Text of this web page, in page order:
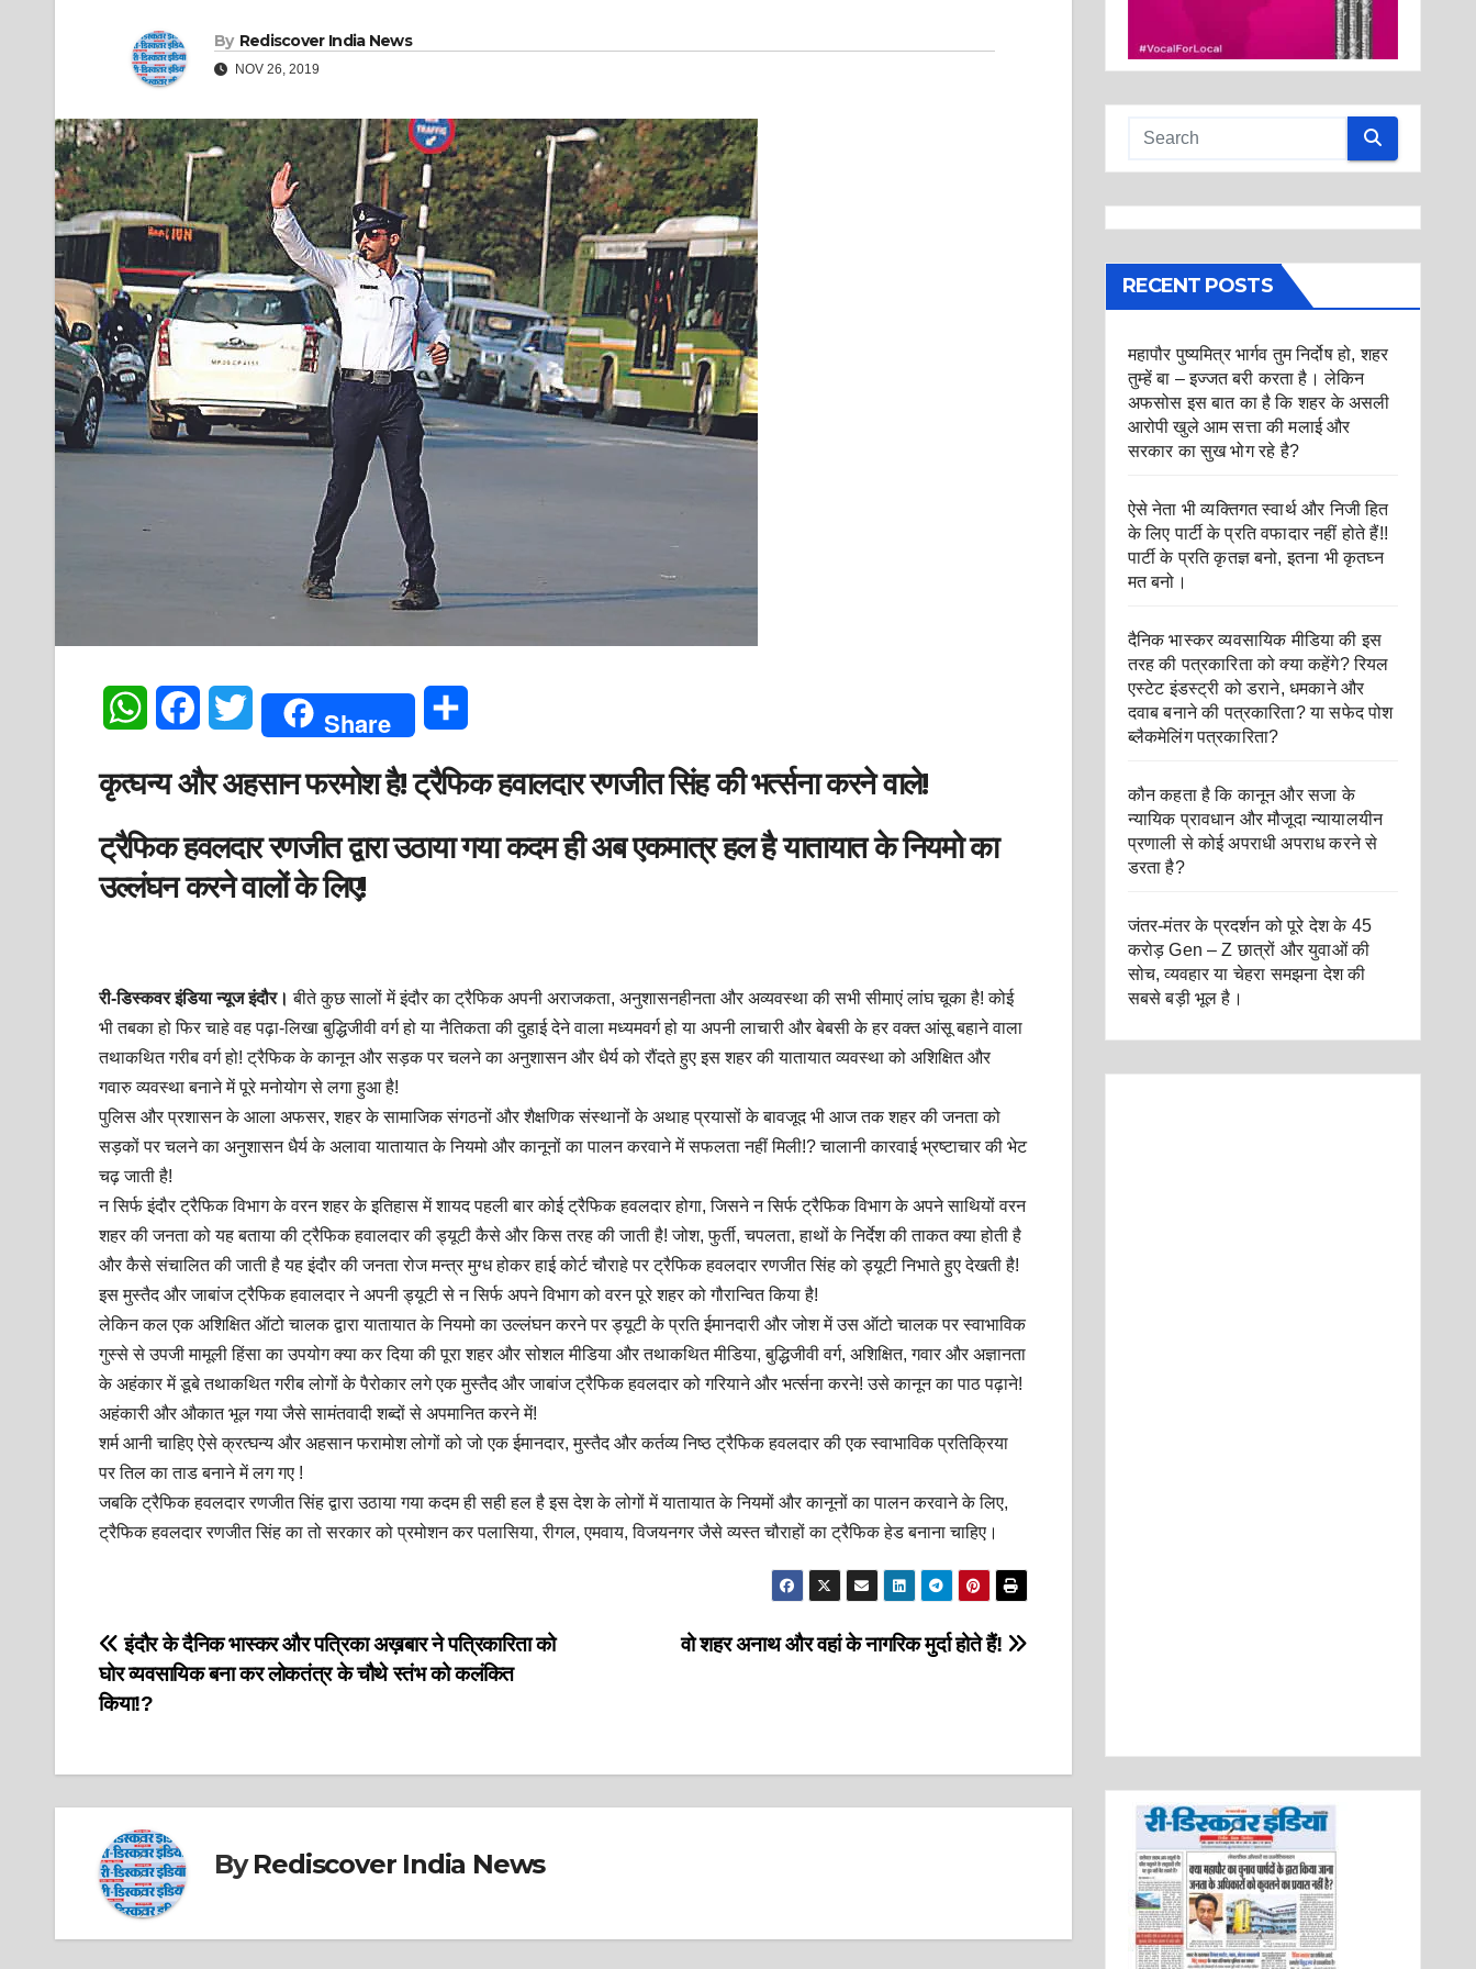
By Rediscover India News
NOV 26, 2019
W
t
s
c
e
b
i
t
t
Share
a
r
कृत्घन्य और अहसान फरमोश है! ट्रैफिक हवालदार रणजीत सिंह की भर्त्सना करने वाले!
ट्रैफिक हवलदार रणजीत द्वारा उठाया गया कदम ही अब एकमात्र हल है यातायात के नियमो का
उल्लंघन करने वालों के लिए!
री-डिस्कवर इंडिया न्यूज इंदौर।बीते कुछ सालों में इंदौर का ट्रैफिक अपनी अराजकता, अनुशासनहीनता और अव्यवस्था की सभी सीमाएं लांघ चूका है! कोई
भी तबका हो फिर चाहे वह पढ़ा-लिखा बुद्धिजीवी वर्ग हो या नैतिकता की दुहाई देने वाला मध्यमवर्ग हो या अपनी लाचारी और बेबसी के हर वक्त आंसू बहाने वाला
तथाकथित गरीब वर्ग हो! ट्रैफिक के कानून और सड़क पर चलने का अनुशासन और धैर्य को रौंदते हुए इस शहर की यातायात व्यवस्था को अशिक्षित और
गवारु व्यवस्था बनाने में पूरे मनोयोग से लगा हुआ है!
पुलिस और प्रशासन के आला अफसर, शहर के सामाजिक संगठनों और शैक्षणिक संस्थानों के अथाह प्रयासों के बावजूद भी आज तक शहर की जनता को
सड़कों पर चलने का अनुशासन धैर्य के अलावा यातायात के नियमो और कानूनों का पालन करवाने में सफलता नहीं मिली!? चालानी कारवाई भ्रष्टाचार की भेट
चढ़ जाती है!
न सिर्फ इंदौर ट्रैफिक विभाग के वरन शहर के इतिहास में शायद पहली बार कोई ट्रैफिक हवलदार होगा, जिसने न सिर्फ ट्रैफिक विभाग के अपने साथियों वरन
शहर की जनता को यह बताया की ट्रैफिक हवालदार की ड्यूटी कैसे और किस तरह की जाती है! जोश, फुर्ती, चपलता, हाथों के निर्देश की ताकत क्या होती है
और कैसे संचालित की जाती है यह इंदौर की जनता रोज मन्त्र मुग्ध होकर हाई कोर्ट चौराहे पर ट्रैफिक हवलदार रणजीत सिंह को ड्यूटी निभाते हुए देखती है!
इस मुस्तैद और जाबांज ट्रैफिक हवालदार ने अपनी ड्यूटी से न सिर्फ अपने विभाग को वरन पूरे शहर को गौरान्वित किया है!
लेकिन कल एक अशिक्षित ऑटो चालक द्वारा यातायात के नियमो का उल्लंघन करने पर ड्यूटी के प्रति ईमानदारी और जोश में उस ऑटो चालक पर स्वाभाविक
गुस्से से उपजी मामूली हिंसा का उपयोग क्या कर दिया की पूरा शहर और सोशल मीडिया और तथाकथित मीडिया, बुद्धिजीवी वर्ग, अशिक्षित, गवार और अज्ञानता
के अहंकार में डूबे तथाकथित गरीब लोगों के पैरोकार लगे एक मुस्तैद और जाबांज ट्रैफिक हवलदार को गरियाने और भर्त्सना करने! उसे कानून का पाठ पढ़ाने!
अहंकारी और औकात भूल गया जैसे सामंतवादी शब्दों से अपमानित करने में!
शर्म आनी चाहिए ऐसे क्रत्घन्य और अहसान फरामोश लोगों को जो एक ईमानदार, मुस्तैद और कर्तव्य निष्ठ ट्रैफिक हवलदार की एक स्वाभाविक प्रतिक्रिया
पर तिल का ताड बनाने में लग गए !
जबकि ट्रैफिक हवलदार रणजीत सिंह द्वारा उठाया गया कदम ही सही हल है इस देश के लोगों में यातायात के नियमों और कानूनों का पालन करवाने के लिए,
ट्रैफिक हवलदार रणजीत सिंह का तो सरकार को प्रमोशन कर पलासिया, रीगल, एमवाय, विजयनगर जैसे व्यस्त चौराहों का ट्रैफिक हेड बनाना चाहिए।
Post
navigation
वो शहर अनाथ और वहां के नागरिक मुर्दा होते हैं!
इंदौर के दैनिक भास्कर और पत्रिका अख़बार ने पत्रिकारिता को
घोर व्यवसायिक बना कर लोकतंत्र के चौथे स्तंभ को कलंकित
किया!?
ByRediscover India News
RECENT POSTS
महापौर पुष्यमित्र भार्गव तुम निर्दोष हो, शहर
तुम्हें बा – इज्जत बरी करता है। लेकिन
अफसोस इस बात का है कि शहर के असली
आरोपी खुले आम सत्ता की मलाई और
सरकार का सुख भोग रहे है?
ऐसे नेता भी व्यक्तिगत स्वार्थ और निजी हित
के लिए पार्टी के प्रति वफादार नहीं होते हैं!!
पार्टी के प्रति कृतज्ञ बनो, इतना भी कृतघ्न
मत बनो।
दैनिक भास्कर व्यवसायिक मीडिया की इस
तरह की पत्रकारिता को क्या कहेंगे? रियल
एस्टेट इंडस्ट्री को डराने, धमकाने और
दवाब बनाने की पत्रकारिता? या सफेद पोश
ब्लैकमेलिंग पत्रकारिता?
कौन कहता है कि कानून और सजा के
न्यायिक प्रावधान और मौजूदा न्यायालयीन
प्रणाली से कोई अपराधी अपराध करने से
डरता है?
जंतर-मंतर के प्रदर्शन को पूरे देश के 45
करोड़ Gen – Z छात्रों और युवाओं की
सोच, व्यवहार या चेहरा समझना देश की
सबसे बड़ी भूल है।